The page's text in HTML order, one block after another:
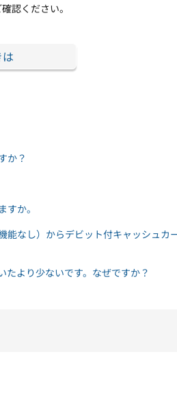
認ください。
か？
か。
能なし）からデビット付キャッシュカ
たより少ないです。なぜですか？